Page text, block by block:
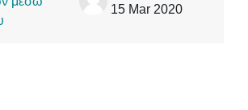
15 Mar 2020